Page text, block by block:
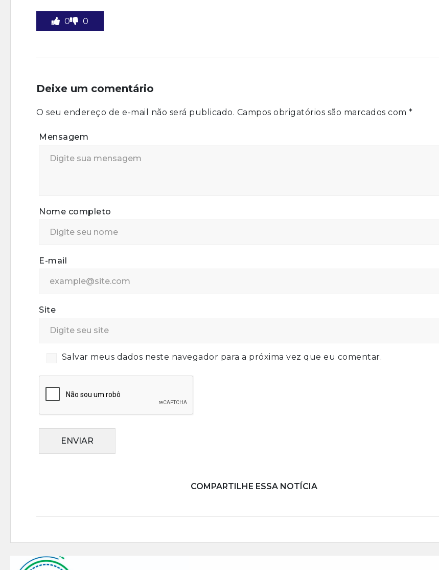
0 0
Deixe um comentário
O seu endereço de e-mail não será publicado. Campos obrigatórios são marcados com *
Mensagem
Nome completo
E-mail
Site
Salvar meus dados neste navegador para a próxima vez que eu comentar.
ENVIAR
COMPARTILHE ESSA NOTÍCIA